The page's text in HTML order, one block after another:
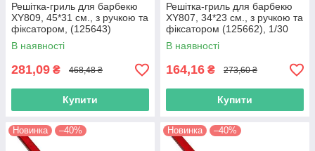
Решітка-гриль для барбекю
XY809, 45*31 см., з ручкою та
фіксатором, (125643)
В наявності
281,09 ₴ 468,48 ₴
Купити
Решітка-гриль для барбекю
XY807, 34*23 см., з ручкою та
фіксатором (125662), 1/30
В наявності
164,16 ₴ 273,60 ₴
Купити
Новинка –40% Новинка –40%